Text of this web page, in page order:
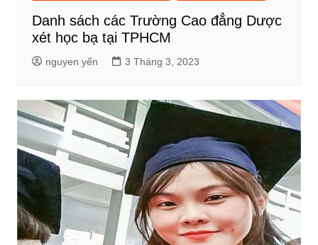
Danh sách các Trường Cao đẳng Dược
xét học bạ tại TPHCM
nguyen yến 3 Tháng 3, 2023